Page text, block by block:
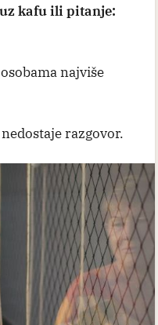
kafu ili pitanje:
najviše
razgovor.